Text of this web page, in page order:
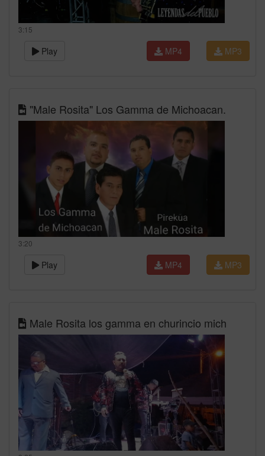
3:15
Play MP3
MP4
"Male Rosita" Los Gamma de Michoacan.
3:20
Play MP3
MP4
Male Rosita los gamma en churincio mich